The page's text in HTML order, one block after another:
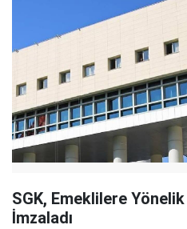
SGK, Emeklilere
İmzaladı